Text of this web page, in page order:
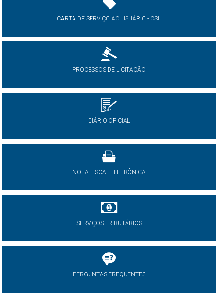
CARTA DE SERVIÇO AO USUÁRIO - CSU
PROCESSOS DE LICITAÇÃO
DIÁRIO OFICIAL
NOTA FISCAL ELETRÔNICA
SERVIÇOS TRIBUTÁRIOS
PERGUNTAS FREQUENTES